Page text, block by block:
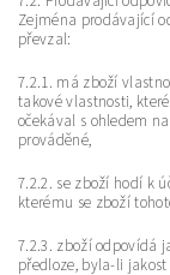
Zejména prodávající
převzal:
7.2.1. má zboží
takové vlastnosti,
očekával s ohledem
prováděné,
7.2.2. se zboží hodí k
kterému se zboží
7.2.3. zboží odpovídá
předloze, byla-li